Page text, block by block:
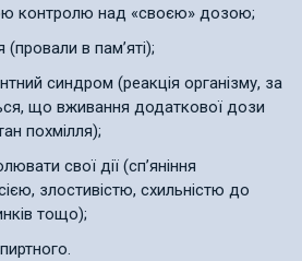
контролю над «своєю» дозою;
в пам’яті);
синдром (реакція організму, за
що вживання додаткової дози
похмілля);
свої дії (сп’яніння
злостивістю, схильністю до
тощо);